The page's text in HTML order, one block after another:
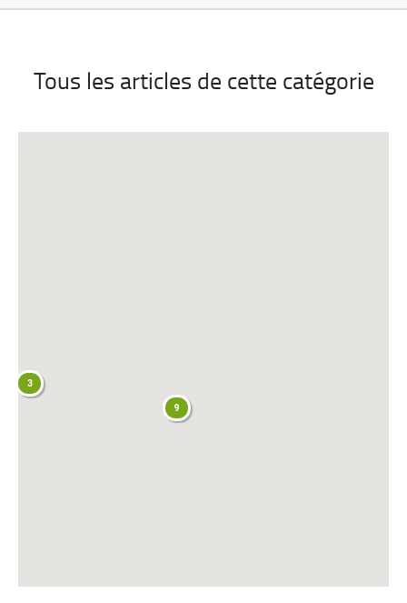
Tous les articles de cette catégorie
9
3